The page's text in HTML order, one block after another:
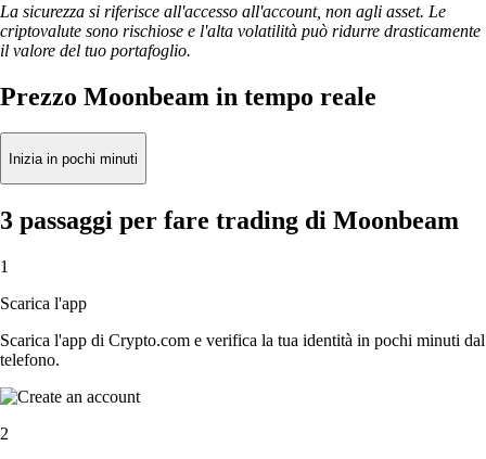
La sicurezza si riferisce all'accesso all'account, non agli asset. Le
criptovalute sono rischiose e l'alta volatilità può ridurre drasticamente
il valore del tuo portafoglio.
Prezzo Moonbeam in tempo reale
Inizia in pochi minuti
3 passaggi per fare trading di Moonbeam
1
Scarica l'app
Scarica l'app di Crypto.com e verifica la tua identità in pochi minuti dal
telefono.
2